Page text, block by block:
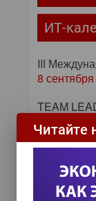
ИТ-
III
8
TEAM
10
Форум
18
Читайте